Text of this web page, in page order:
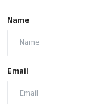
Name
Email